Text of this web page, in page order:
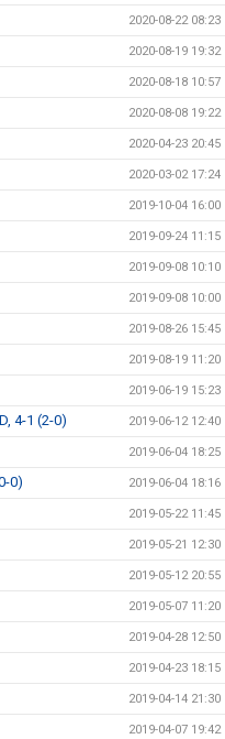
2020-08-22 08:23
2020-08-19 19:32
2020-08-18 10:57
2020-08-08 19:22
2020-04-23 20:45
2020-03-02 17:24
2019-10-04 16:00
2019-09-24 11:15
2019-09-08 10:10
2019-09-08 10:00
2019-08-26 15:45
2019-08-19 11:20
2019-06-19 15:23
4-1 (2-0) 2019-06-12 12:40
2019-06-04 18:25
0) 2019-06-04 18:16
2019-05-22 11:45
2019-05-21 12:30
2019-05-12 20:55
2019-05-07 11:20
2019-04-28 12:50
2019-04-23 18:15
2019-04-14 21:30
2019-04-07 19:42